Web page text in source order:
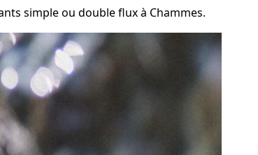
simple ou double flux à Chammes.